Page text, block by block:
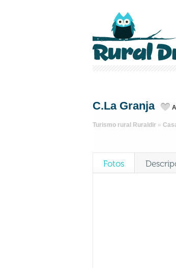
C.La Granja
Turismo rural Ruraldir »
Fotos